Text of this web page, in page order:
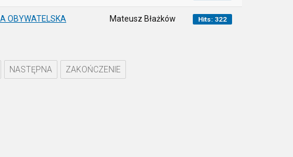
OBYWATELSKA Mateusz Błażków Hits: 322
NASTĘPNA ZAKOŃCZENIE